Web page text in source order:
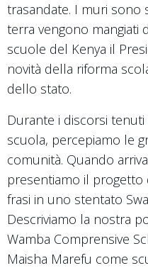
trasandate. I muri sono
terra vengono mangiati
scuole del Kenya il
novità della riforma
dello stato.
Durante i discorsi
scuola, percepiamo le
comunità. Quando
presentiamo il progetto
frasi in uno stentato
Descriviamo la nostra
Wamba Comprensive
Maisha Marefu come